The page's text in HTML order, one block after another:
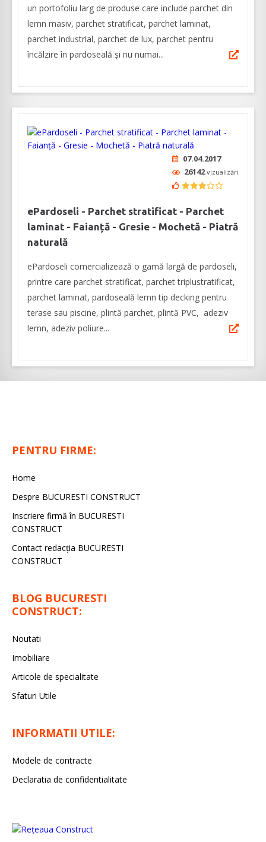
un portofoliu larg de produse care include parchet din
lemn masiv, parchet stratificat, parchet laminat,
parchet industrial, parchet de lux, parchet pentru
încălzire în pardoseală și nu numai...
07.04.2017
26142vizualizări
ePardoseli - Parchet stratificat - Parchet
laminat - Faianță - Gresie - Mochetă - Piatră
naturală
ePardoseli comercializează o gamă largă de pardoseli,
printre care parchet stratificat, parchet triplustratificat,
parchet laminat, pardoseală lemn tip decking pentru
terase sau piscine, plintă parchet, plintă PVC, adeziv
lemn, adeziv poliure...
PENTRU FIRME:
Home
Despre BUCURESTI CONSTRUCT
Inscriere firmă în BUCURESTI
CONSTRUCT
Contact redacţia BUCURESTI
CONSTRUCT
BLOG BUCURESTI
CONSTRUCT:
Noutati
Imobiliare
Articole de specialitate
Sfaturi Utile
INFORMATII UTILE:
Modele de contracte
Declaratia de confidentialitate